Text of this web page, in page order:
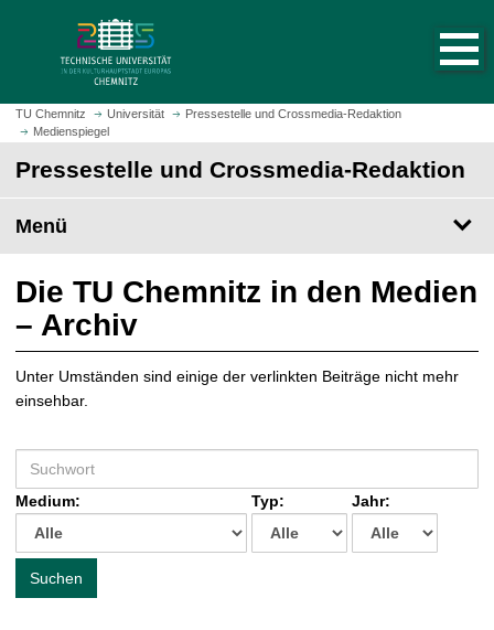
m
H
t
s
i
e
a
u
f
r
u
f
e
TU Chemnitz Universität
Pressestelle und Crossmedia-Redaktion
Medienspiegel
Pressestelle und Crossmedia-Redaktion
Menü
Die TU Chemnitz in den Medien
– Archiv
Unter Umständen sind einige der verlinkten Beiträge nicht mehr
einsehbar.
u
c
e
Medium: Typ: Jahr:
Suchen